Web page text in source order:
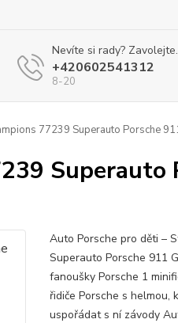
Nevíte si rady? Zavolejte.
+420602541312
8-20
77239 Superauto Porsche
Superauto
Auto Porsche pro děti –
Superauto Porsche 911
fanoušky Porsche 1
řidiče Porsche s helmou,
uspořádat s ní závody